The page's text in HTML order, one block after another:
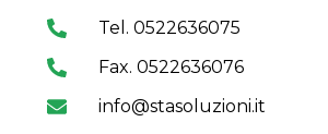
Tel. 0522636075
Fax. 0522636076
info@stasoluzioni.it